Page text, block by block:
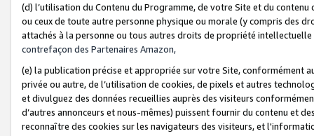
(d) l’utilisation du Contenu du Programme, de votre Site et du
ou ceux de toute autre personne physique ou morale (y compris des
attachés à la personne ou tous autres droits de propriété
contrefaçon des Partenaires Amazon,
(e) la publication précise et appropriée sur votre Site, conformément
privée ou autre, de l’utilisation de cookies, de pixels et autres
et divulguez des données recueillies auprès des visiteurs
d’autres annonceurs et nous-mêmes) puissent fournir du contenu et
reconnaître des cookies sur les navigateurs des visiteurs, et